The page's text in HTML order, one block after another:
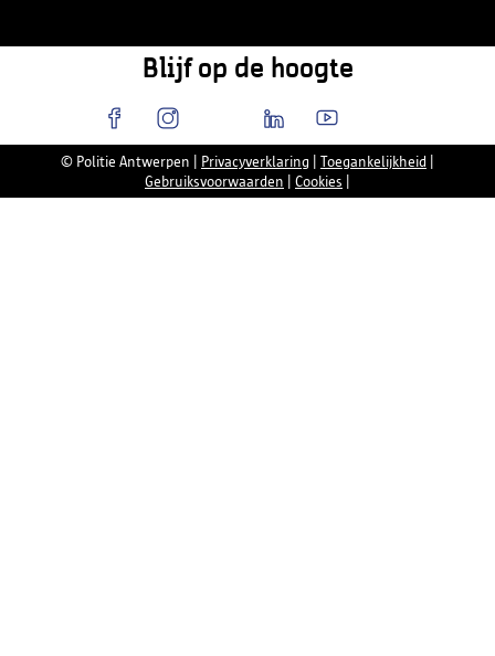
Blijf op de hoogte
© Politie Antwerpen Privacyverklaring Toegankelijkheid
Gebruiksvoorwaarden
Cookies